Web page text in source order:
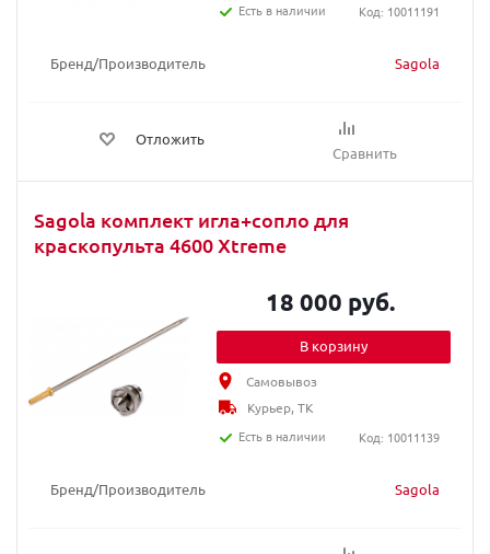
Бренд/Производитель Sagola
Отложить
Сравнить
Есть в наличии
Код: 10011191
Sagola комплект игла+сопло для
краскопульта 4600 Xtreme
Бренд/Производитель Sagola
18 000 руб.
В корзину
Самовывоз
Курьер, ТК
Есть в наличии
Код: 10011139